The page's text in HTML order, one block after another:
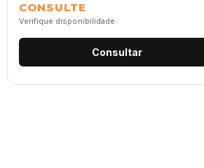
CONSULTE
Verifique disponibilidade
Consultar